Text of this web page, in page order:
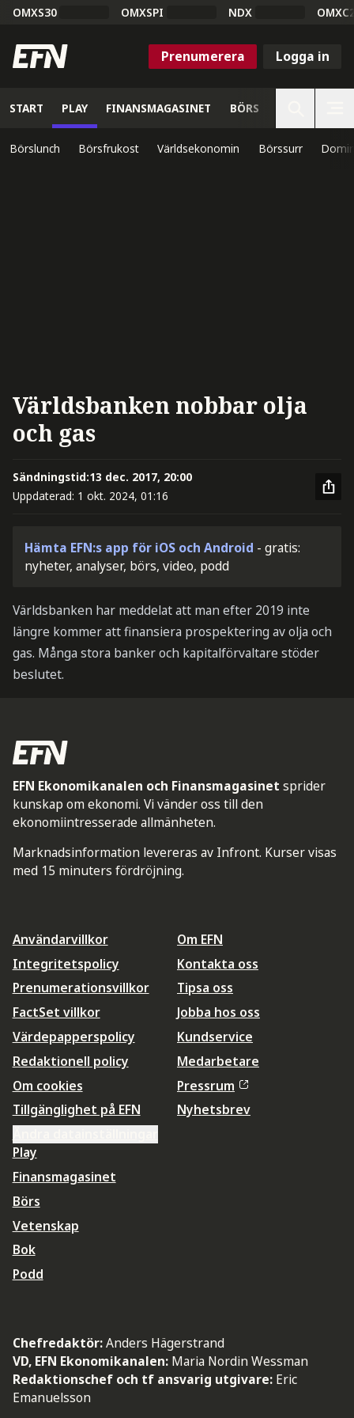
OMXS30 OMXSPI NDX
Prenumerera Logga in
START PLAY FINANSMAGASINET BÖRS
Börslunch Börsfrukost Världsekonomin Börssurr
Världsbanken nobbar olja
och gas
Sändningstid:13 dec. 2017, 20:00
Uppdaterad: 1 okt. 2024, 01:16
Hämta EFN:s app för iOS och Android - gratis:
nyheter, analyser, börs, video, podd
Världsbanken har meddelat att man efter 2019 inte
längre kommer att finansiera prospektering av olja och
gas. Många stora banker och kapitalförvaltare stöder
beslutet.
EFN Ekonomikanalen och Finansmagasinet sprider
kunskap om ekonomi. Vi vänder oss till den
ekonomiintresserade allmänheten.
Marknadsinformation levereras av Infront. Kurser visas
med 15 minuters fördröjning.
Användarvillkor
Integritetspolicy
Prenumerationsvillkor
FactSet villkor
Värdepapperspolicy
Redaktionell policy
Om cookies
Tillgänglighet på EFN
Om EFN
Kontakta oss
Tipsa oss
Jobba hos oss
Kundservice
Medarbetare
Pressrum
Nyhetsbrev
Play
Finansmagasinet
Börs
Vetenskap
Bok
Podd
Chefredaktör:Anders Hägerstrand
VD, EFN Ekonomikanalen: Maria Nordin Wessman
Redaktionschef och tf ansvarig utgivare: Eric
Emanuelsson